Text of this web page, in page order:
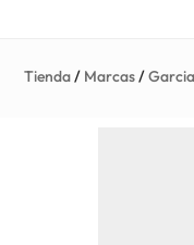
Tienda/ Marcas/Garcia